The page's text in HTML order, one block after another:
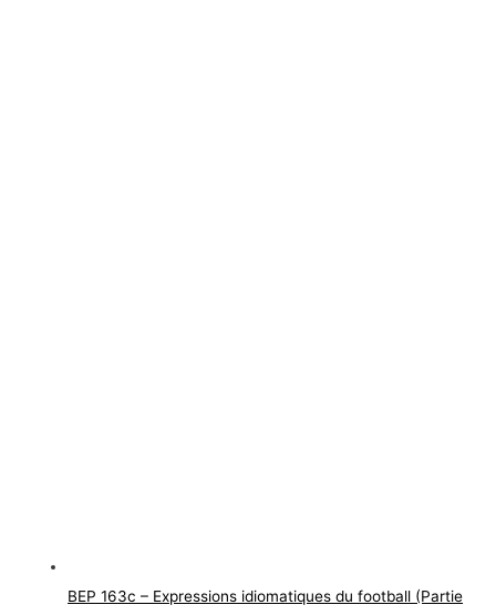
BEP 163c – Expressions idiomatiques du football (Partie